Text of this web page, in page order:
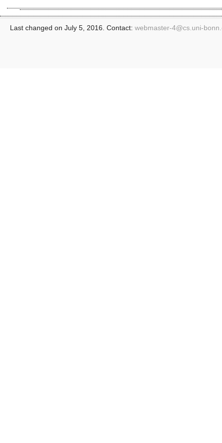
Last changed on July 5, 2016. Contact: webmaster-4@cs.uni-